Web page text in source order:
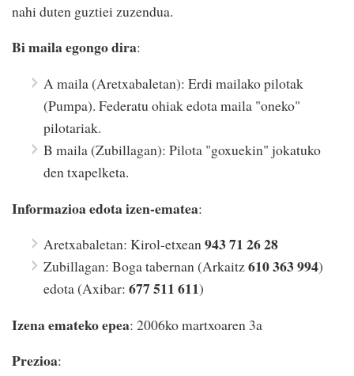
nahi duten guztiei zuzendua.
Bi maila egongo dira:
A maila (Aretxabaletan): Erdi mailako pilotak
(Pumpa). Federatu ohiak edota maila "oneko"
pilotariak.
B maila (Zubillagan): Pilota "goxuekin" jokatuko
den txapelketa.
Informazioa edota izen-ematea:
Aretxabaletan: Kirol-etxean943 71 26 28
Zubillagan: Boga tabernan (Arkaitz610 363 994)
edota (Axibar: 677 511 611)
Izena emateko epea: 2006ko martxoaren 3a
Prezioa: